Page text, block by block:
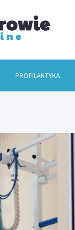
PROFILAKTYKA